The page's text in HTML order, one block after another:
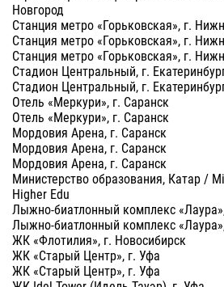
Новгород
Станция метро «Горьковская», г.
Станция метро «Горьковская», г.
Станция метро «Горьковская», г.
Стадион Центральный, г.
Стадион Центральный, г.
Отель «Меркури», г. Саранск
Отель «Меркури», г. Саранск
Мордовия Арена, г. Саранск
Мордовия Арена, г. Саранск
Мордовия Арена, г. Саранск
Министерство образования, Катар /
Higher Edu
Лыжно-биатлонный комплекс
Лыжно-биатлонный комплекс
ЖК «Флотилия», г. Новосибирск
ЖК «Старый Центр», г. Уфа
ЖК «Старый Центр», г. Уфа